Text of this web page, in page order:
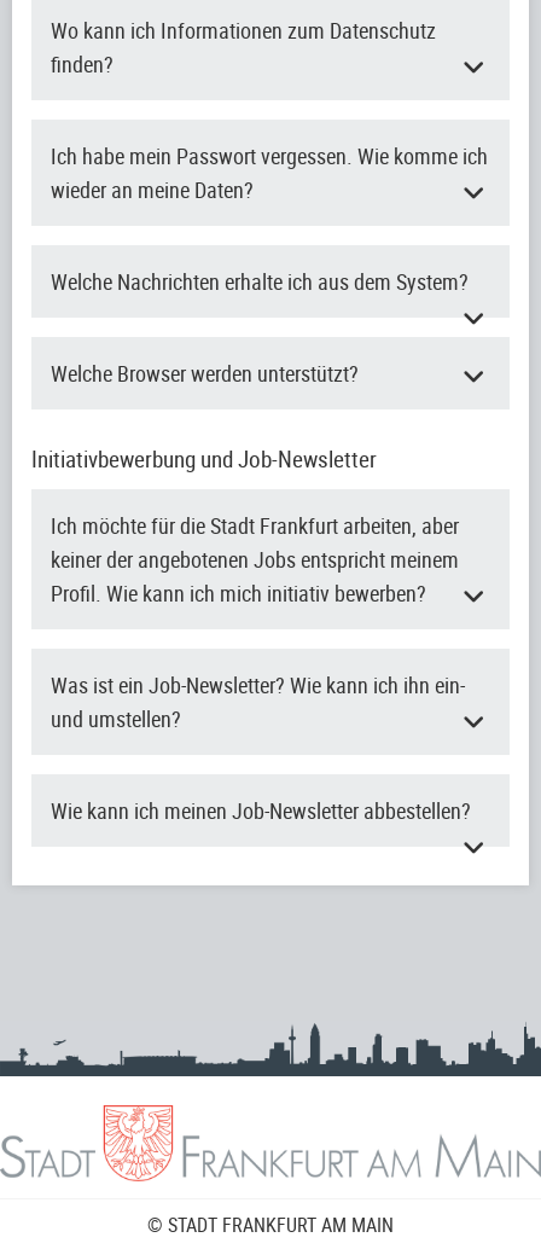
Wo kann ich Informationen zum Datenschutz
finden?
Ich habe mein Passwort vergessen. Wie komme ich
wieder an meine Daten?
Welche Nachrichten erhalte ich aus dem System?
Welche Browser werden unterstützt?
Initiativbewerbung und Job-Newsletter
Ich möchte für die Stadt Frankfurt arbeiten, aber
keiner der angebotenen Jobs entspricht meinem
Profil. Wie kann ich mich initiativ bewerben?
Was ist ein Job-Newsletter? Wie kann ich ihn ein-
und umstellen?
Wie kann ich meinen Job-Newsletter abbestellen?
© STADT FRANKFURT AM MAIN